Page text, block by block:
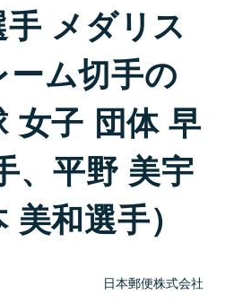
メダリス
ーム切手の
女子 団体 早
、平野 美宇
和選手）
日本郵便株式会社